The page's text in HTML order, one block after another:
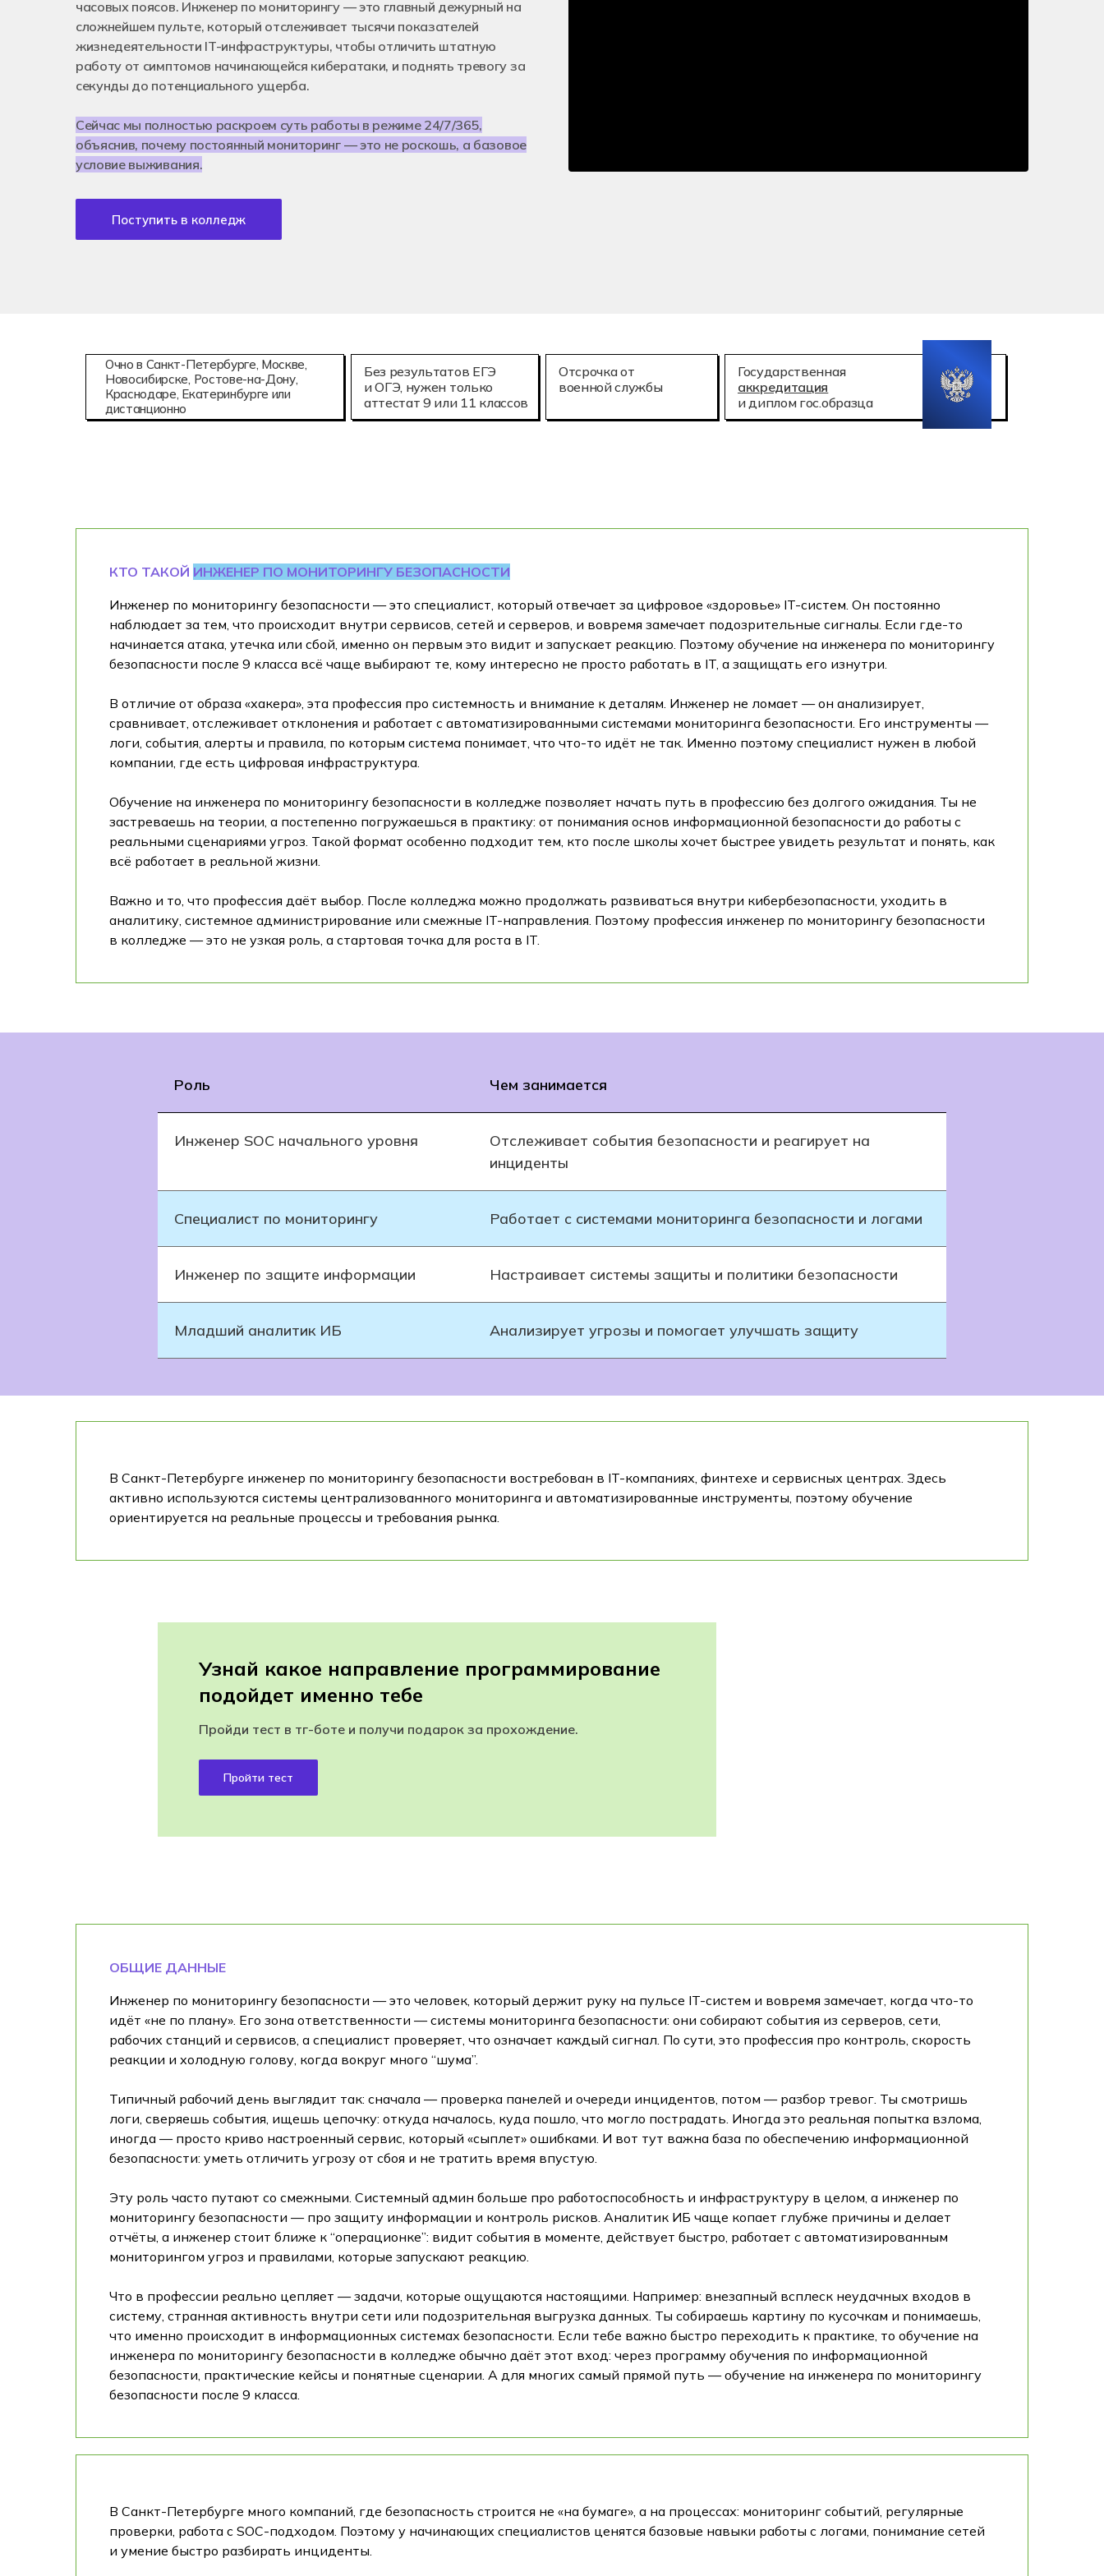
08.02.15
Информационное моделирование в строительстве
часовых поясов. Инженер по мониторингу — это главный дежурный на
сложнейшем пульте, который отслеживает тысячи показателей
жизнедеятельности IT-инфраструктуры, чтобы отличить штатную
работу от симптомов начинающейся кибератаки, и поднять тревогу за
секунды до потенциального ущерба.
Сейчас мы полностью раскроем суть работы в режиме 24/7/365,
объяснив, почему постоянный мониторинг — это не роскошь, а базовое
условие выживания.
Поступить в колледж
Государственная
аккредитация
и диплом гос.образца
Отсрочка от
военной службы
Без результатов ЕГЭ
и ОГЭ, нужен только
аттестат 9 или 11 классов
Очно в Санкт-Петербурге, Москве,
Новосибирске, Ростове-на-Дону,
Краснодаре, Екатеринбурге или
дистанционно
КТО ТАКОЙ ИНЖЕНЕР ПО МОНИТОРИНГУ БЕЗОПАСНОСТИ
Инженер по мониторингу безопасности — это специалист, который отвечает за цифровое «здоровье» IT-систем. Он постоянно
наблюдает за тем, что происходит внутри сервисов, сетей и серверов, и вовремя замечает подозрительные сигналы. Если где-то
начинается атака, утечка или сбой, именно он первым это видит и запускает реакцию. Поэтому обучение на инженера по мониторингу
безопасности после 9 класса всё чаще выбирают те, кому интересно не просто работать в IT, а защищать его изнутри.
В отличие от образа «хакера», эта профессия про системность и внимание к деталям. Инженер не ломает — он анализирует,
сравнивает, отслеживает отклонения и работает с автоматизированными системами мониторинга безопасности. Его инструменты —
логи, события, алерты и правила, по которым система понимает, что что-то идёт не так. Именно поэтому специалист нужен в любой
компании, где есть цифровая инфраструктура.
Обучение на инженера по мониторингу безопасности в колледже позволяет начать путь в профессию без долгого ожидания. Ты не
застреваешь на теории, а постепенно погружаешься в практику: от понимания основ информационной безопасности до работы с
реальными сценариями угроз. Такой формат особенно подходит тем, кто после школы хочет быстрее увидеть результат и понять, как
всё работает в реальной жизни.
Важно и то, что профессия даёт выбор. После колледжа можно продолжать развиваться внутри кибербезопасности, уходить в
аналитику, системное администрирование или смежные IT-направления. Поэтому профессия инженер по мониторингу безопасности
в колледже — это не узкая роль, а стартовая точка для роста в IT.
Роль Чем занимается
Инженер SOC начального уровня
Отслеживает события безопасности и реагирует на
инциденты
Специалист по мониторингу Работает с системами мониторинга безопасности и логами
Инженер по защите информации Настраивает системы защиты и политики безопасности
Младший аналитик ИБ Анализирует угрозы и помогает улучшать защиту
В Санкт-Петербурге инженер по мониторингу безопасности востребован в IT-компаниях, финтехе и сервисных центрах. Здесь
активно используются системы централизованного мониторинга и автоматизированные инструменты, поэтому обучение
ориентируется на реальные процессы и требования рынка.
Узнай какое направление программирование
подойдет именно тебе
Пройди тест в тг-боте и получи подарок за прохождение.
Пройти тест
ОБЩИЕ ДАННЫЕ
Инженер по мониторингу безопасности — это человек, который держит руку на пульсе IT-систем и вовремя замечает, когда что-то
идёт «не по плану». Его зона ответственности — системы мониторинга безопасности: они собирают события из серверов, сети,
рабочих станций и сервисов, а специалист проверяет, что означает каждый сигнал. По сути, это профессия про контроль, скорость
реакции и холодную голову, когда вокруг много “шума”.
Типичный рабочий день выглядит так: сначала — проверка панелей и очереди инцидентов, потом — разбор тревог. Ты смотришь
логи, сверяешь события, ищешь цепочку: откуда началось, куда пошло, что могло пострадать. Иногда это реальная попытка взлома,
иногда — просто криво настроенный сервис, который «сыплет» ошибками. И вот тут важна база по обеспечению информационной
безопасности: уметь отличить угрозу от сбоя и не тратить время впустую.
Эту роль часто путают со смежными. Системный админ больше про работоспособность и инфраструктуру в целом, а инженер по
мониторингу безопасности — про защиту информации и контроль рисков. Аналитик ИБ чаще копает глубже причины и делает
отчёты, а инженер стоит ближе к “операционке”: видит события в моменте, действует быстро, работает с автоматизированным
мониторингом угроз и правилами, которые запускают реакцию.
Что в профессии реально цепляет — задачи, которые ощущаются настоящими. Например: внезапный всплеск неудачных входов в
систему, странная активность внутри сети или подозрительная выгрузка данных. Ты собираешь картину по кусочкам и понимаешь,
что именно происходит в информационных системах безопасности. Если тебе важно быстро переходить к практике, то обучение на
инженера по мониторингу безопасности в колледже обычно даёт этот вход: через программу обучения по информационной
безопасности, практические кейсы и понятные сценарии. А для многих самый прямой путь — обучение на инженера по мониторингу
безопасности после 9 класса.
В Санкт-Петербурге много компаний, где безопасность строится не «на бумаге», а на процессах: мониторинг событий, регулярные
проверки, работа с SOC-подходом. Поэтому у начинающих специалистов ценятся базовые навыки работы с логами, понимание сетей
и умение быстро разбирать инциденты.